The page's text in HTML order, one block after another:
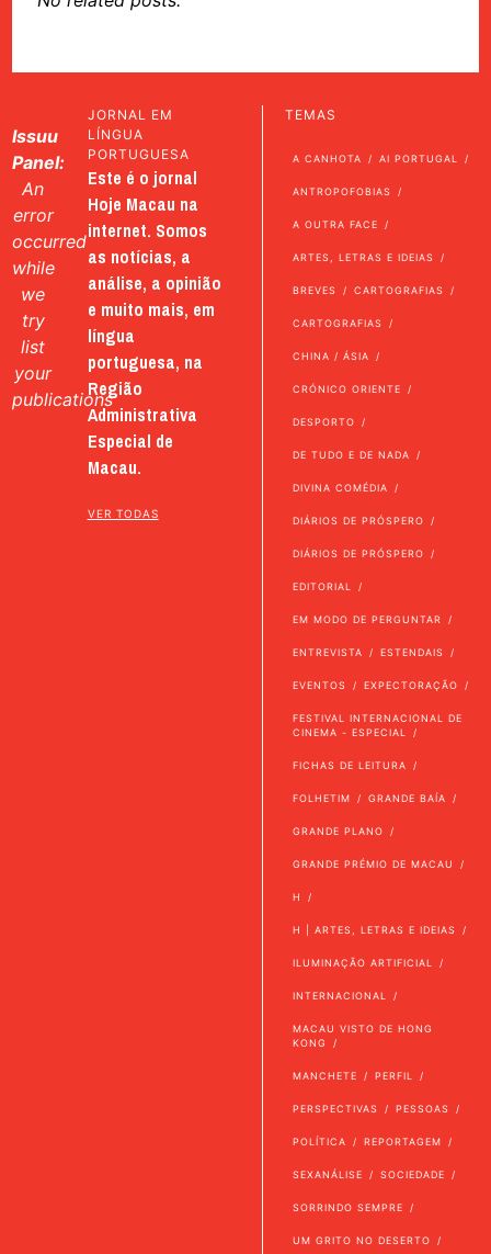
Issuu
Panel:
An
error
occurred
while
we
try
list
your
publications
JORNAL EM
LÍNGUA
PORTUGUESA
Este é o jornal
Hoje Macau na
internet. Somos
as notícias, a
análise, a opinião
e muito mais, em
língua
portuguesa, na
Região
Administrativa
Especial de
Macau.
VER TODAS
TEMAS
A CANHOTA AI PORTUGAL
ANTROPOFOBIAS
A OUTRA FACE
ARTES, LETRAS E IDEIAS
BREVES CARTOGRAFIAS
CARTOGRAFIAS
CHINA / ÁSIA
CRÓNICO ORIENTE
DESPORTO
DE TUDO E DE NADA
DIVINA COMÉDIA
DIÁRIOS DE PRÓSPERO
DIÁRIOS DE PRÓSPERO
EDITORIAL
EM MODO DE PERGUNTAR
ENTREVISTA ESTENDAIS
EVENTOS EXPECTORAÇÃO
FESTIVAL INTERNACIONAL DE
CINEMA - ESPECIAL
FICHAS DE LEITURA
FOLHETIM GRANDE BAÍA
GRANDE PLANO
GRANDE PRÉMIO DE MACAU
H
H | ARTES, LETRAS E IDEIAS
ILUMINAÇÃO ARTIFICIAL
INTERNACIONAL
MACAU VISTO DE HONG
KONG
MANCHETE PERFIL
PERSPECTIVAS PESSOAS
POLÍTICA REPORTAGEM
SEXANÁLISE SOCIEDADE
SORRINDO SEMPRE
UM GRITO NO DESERTO